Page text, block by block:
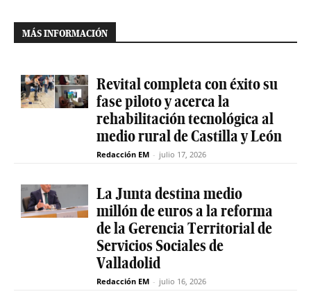
MÁS INFORMACIÓN
Revital completa con éxito su
fase piloto y acerca la
rehabilitación tecnológica al
medio rural de Castilla y León
Redacción EM - julio 17, 2026
La Junta destina medio
millón de euros a la reforma
de la Gerencia Territorial de
Servicios Sociales de
Valladolid
Redacción EM - julio 16, 2026